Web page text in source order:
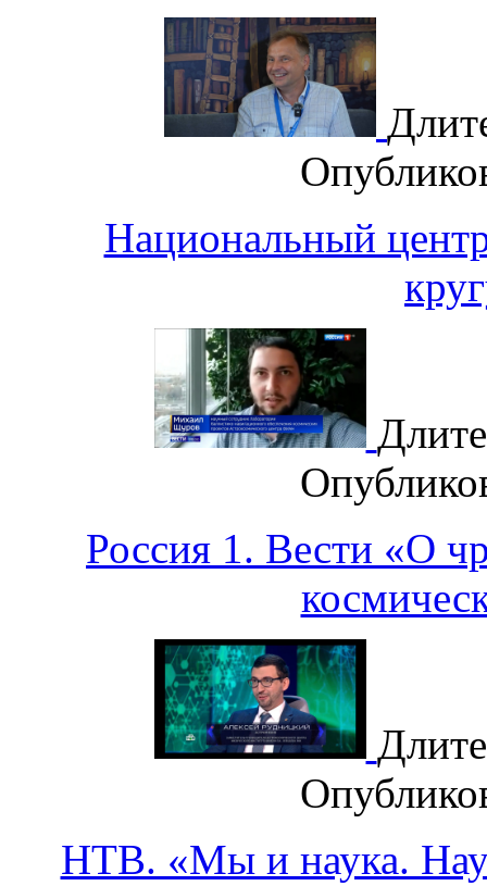
Национальный
Россия 1. Вести «О
НТВ. «Мы и наука.